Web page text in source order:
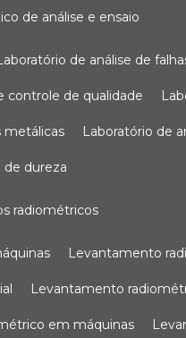
de análise e ensaio
laboratório de análise de
controle de qualidade
metálicas laboratório de
de dureza
radiométricos
levantamento
levantamento
em máquinas